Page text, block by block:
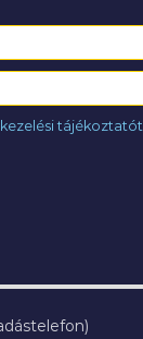
tájékoztatót.